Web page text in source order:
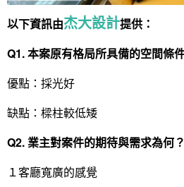
以下資訊由杰大設計提供：
Q1.本案原有格局所具備的空間條
優點：採光好
缺點：樑柱較低矮
Q2. 業主對案件的期待與需求為何？
１客廳寬廣的感覺